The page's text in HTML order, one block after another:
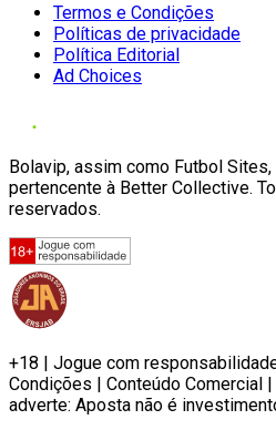
Termos e Condições
Políticas de privacidade
Política Editorial
Ad Choices
Bolavip, assim como Futbol
pertencente à Better Collective.
reservados.
+18 | Jogue com
Condições | Conteúdo Comercial
adverte: Aposta não é